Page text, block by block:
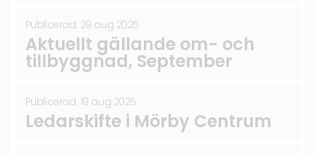
Publicerad: 29 aug 2025
Aktuellt gällande om- och
tillbyggnad, September
Publicerad: 19 aug 2025
Ledarskifte i Mörby Centrum